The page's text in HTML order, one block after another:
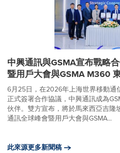
中興通訊與GSMA宣布戰略
暨用戶大會與GSMA M360
6月25日，在2026年上海世界移動通
正式簽署合作協議，中興通訊成為
伙伴。雙方宣布，將於馬來西亞吉隆
通訊全球峰會暨用戶大會與GSMA...
此來源更多新聞稿